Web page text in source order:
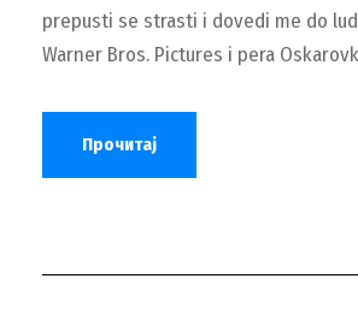
prepusti se strasti i dovedi me do
Warner Bros. Pictures i pera
Прочитај